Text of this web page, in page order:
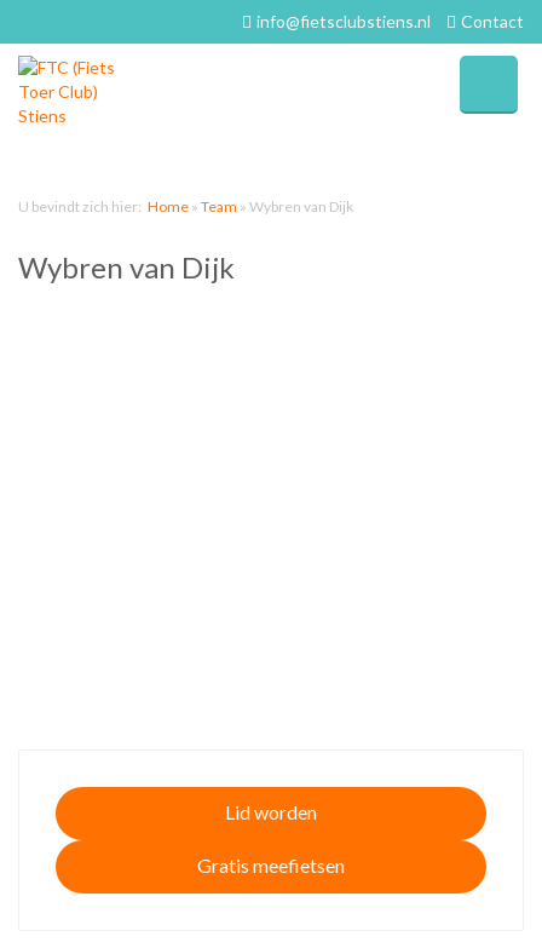
info@fietsclubstiens.nl Contact
U bevindt zich hier: Home » Team » Wybren van Dijk
Wybren van Dijk
Lid worden
Gratis meefietsen